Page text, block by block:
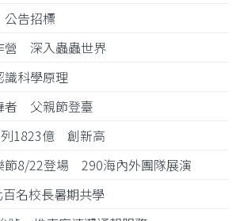
告招標
營 深入蟲蟲世界
科學原理
者 父親節登臺
列1823億 創新高
節8/22登場 290海內外團隊展演
名校長暑期共學